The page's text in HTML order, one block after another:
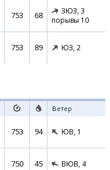
753 68 ЗЮЗ, 3
порывы 10
753 89 ЮЗ, 2
Ветер
753 94 ЮВ, 1
750 45 ВЮВ, 4